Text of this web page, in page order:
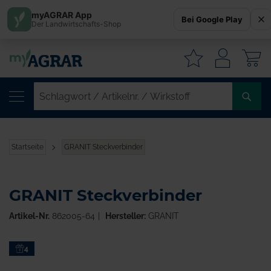
Startseite GRANIT Steckverbinder
Zum4
GRANIT Steckverbinder
Artikel-Nr. 862005-64 Hersteller:GRANIT
myAGRAR App
Der Landwirtschafts-Shop Bei Google Play